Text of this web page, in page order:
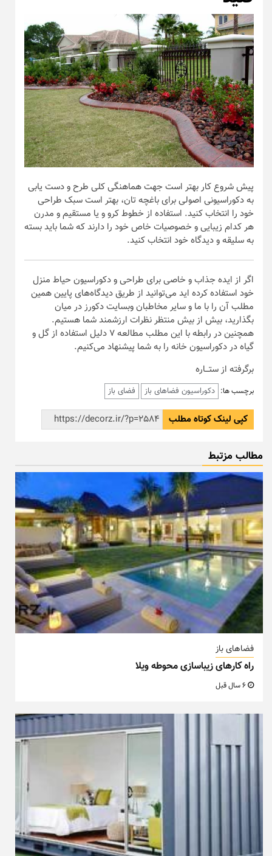
پیش شروع کار بهتر است جهت هماهنگی کلی طرح و دست یابی
به دکوراسیونی اصولی برای باغچه تان، بهتر است سبک طراحی
خود را انتخاب کنید. استفاده از خطوط کرو و یا مستقیم و مدرن
هر کدام زیبایی و خصوصیات خاص خود را دارند که شما باید بسته
به سلیقه و دیدگاه خود انتخاب کنید.
اگر از ایده‌ جذاب و خاصی برای طراحی و دکوراسیون حیاط منزل
خود استفاده کرده اید می‌توانید از طریق دیدگاه‌های پایین همین
مطلب آن را با ما و سایر مخاطبان وبسایت دکورز در میان
بگذارید، بیش از بیش منتظر نظرات ارزشمند شما هستیم.
همچنین در رابطه با این مطلب مطالعه ۷ دلیل استفاده از گل و
گیاه در دکوراسیون خانه را به شما پیشنهاد می‌کنیم.
برگرفته از ستـــاره
برچسب ها: دکوراسیون فضاهای باز فضای باز
کپی لینک کوتاه مطلب
مطالب مزتبط
فضاهای باز
راه کارهای زیباسازی محوطه ویلا